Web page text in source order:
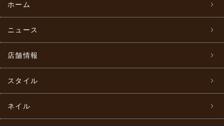
ホーム
ニュース
店舗情報
スタイル
ネイル